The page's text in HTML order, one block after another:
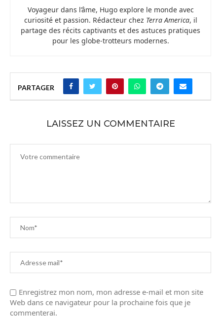
Voyageur dans l’âme, Hugo explore le monde avec
curiosité et passion. Rédacteur chez Terra America, il
partage des récits captivants et des astuces pratiques
pour les globe-trotteurs modernes.
PARTAGER
LAISSEZ UN COMMENTAIRE
Enregistrez mon nom, mon adresse e-mail et mon site
Web dans ce navigateur pour la prochaine fois que je
commenterai.